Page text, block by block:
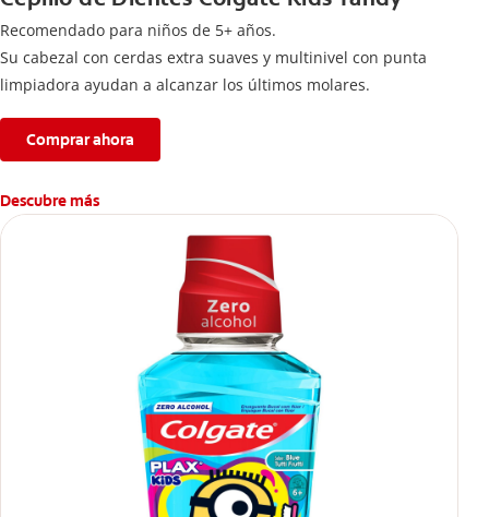
Recomendado para niños de 5+ años.
Su cabezal con cerdas extra suaves y multinivel con punta
limpiadora ayudan a alcanzar los últimos molares.
Comprar ahora
Descubre más